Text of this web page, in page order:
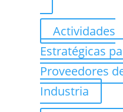
Actividades
Estratégicas
Proveedores
Industria